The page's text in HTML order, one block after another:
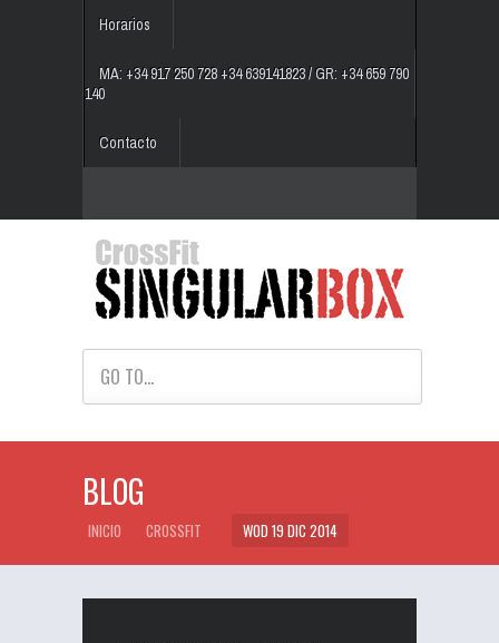
Horarios
MA: +34 917 250 728 +34 639141823 / GR: +34 659 790
140
Contacto
GO TO...
BLOG
INICIO CROSSFIT WOD 19 DIC 2014